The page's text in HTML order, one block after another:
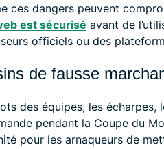
ces dangers peuvent
est sécurisé avant de
officiels ou des
de fausse
des équipes, les
pendant la Coupe du
pour les arnaqueurs de